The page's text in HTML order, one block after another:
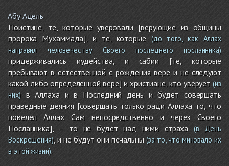
Абу Адель
Поистине, те, которые уверовали [верующие из общины
пророка Мухаммада], и те, которые(до того, как Аллах
направил человечеству Своего последнего посланника)
придерживались иудейства, и сабии [те, которые
пребывают в естественной с рождения вере и не следуют
какой-либо определенной вере] и христиане, кто уверует (из
них)в Аллаха и в Последний день и будет совершать
праведные деяния [совершать только ради Аллаха то, что
повелел Аллах Сам непосредственно и через Своего
Посланника], – то не будет над ними страха (в День
Воскрешения), и не будут они печальны(за то, что миновало их
в этой жизни).